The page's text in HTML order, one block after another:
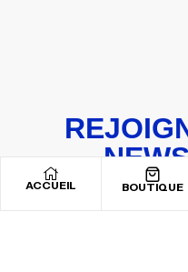
ACCUEIL BOUTIQUE
Inscrivez-vous pour